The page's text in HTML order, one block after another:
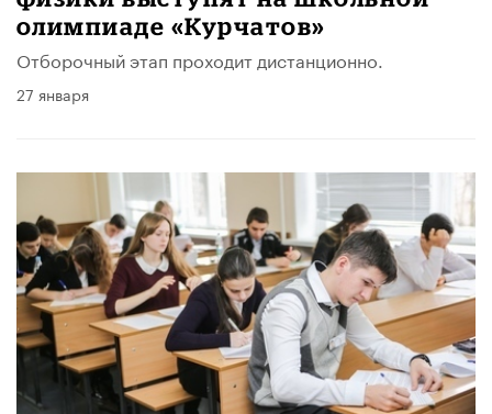
олимпиаде «Курчатов»
Отборочный этап проходит дистанционно.
27 января